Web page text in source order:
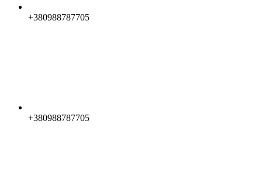
+380988787705
+380988787705